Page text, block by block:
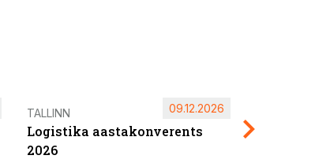
TALLINN
Logistika aastakonverents
2026
09.12.2026